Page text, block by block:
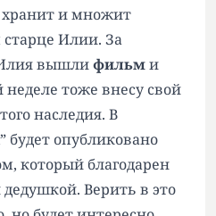
хранит и множит
Илии. За
вышлифильми
тоже внесу свой
наследия. В
будет опубликовано
который благодарен
дедушкой. Верить в это